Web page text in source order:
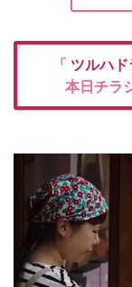
「 ツルハ
本日チラ